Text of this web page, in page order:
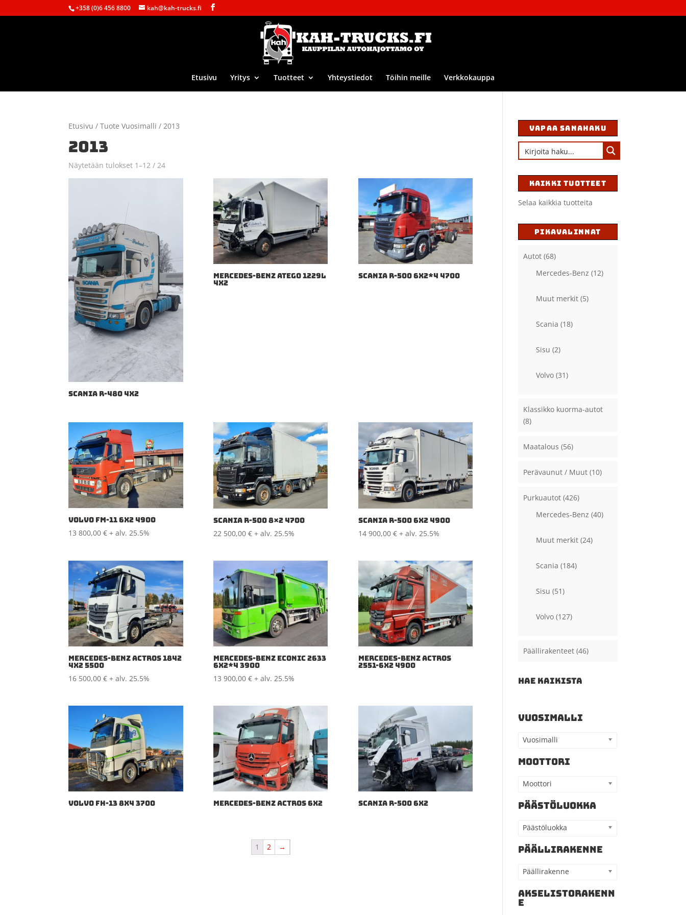
+358 (0)6 456 8800 kah@kah-trucks.fi
Etusivu Yritys Tuotteet Yhteystiedot Töihin meille Verkkokauppa
Etusivu / Tuote Vuosimalli / 2013
2013
Näytetään tulokset 1–12 / 24
by
SCANIA R-480 4X2
MERCEDES-BENZ ATEGO 1229L
4X2
SCANIA R-500 6X2*4 4700
VOLVO FM-11 6X2 4900
13 800,00€ + alv. 25.5%
SCANIA R-500 8×2 4700
22 500,00 € + alv. 25.5%
SCANIA R-500 6X2 4900
14 900,00 € + alv. 25.5%
MERCEDES-BENZ ACTROS 1842
4X2 5500
16 500,00€ + alv. 25.5%
MERCEDES-BENZ ECONIC 2633
6X2*4 3900
13 900,00 € + alv. 25.5%
MERCEDES-BENZ ACTROS
2551-6X2 4900
VOLVO FH-13 8X4 3700 MERCEDES-BENZ ACTROS 6X2 SCANIA R-500 6X2
1 2 →
VAPAA SANAHAKU
KAIKKI TUOTTEET
Selaa kaikkia tuotteita
PIKAVALINNAT
Autot (68)
Mercedes-Benz (12)
Muut merkit (5)
Scania (18)
Sisu (2)
Volvo (31)
Klassikko kuorma-autot
(8)
Maatalous (56)
Perävaunut / Muut (10)
Purkuautot (426)
Mercedes-Benz (40)
Muut merkit (24)
Scania (184)
Sisu (51)
Volvo (127)
Päällirakenteet (46)
HAE KAIKISTA
VUOSIMALLI
Vuosimalli
MOOTTORI
Moottori
PÄÄSTÖLUOKKA
Päästöluokka
PÄÄLLIRAKENNE
Päällirakenne
AKSELISTORAKENN
E